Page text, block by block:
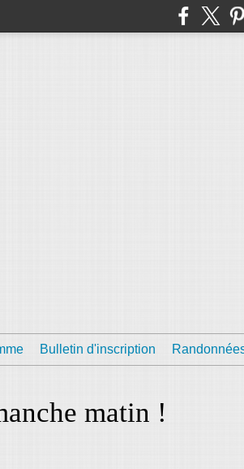
Bulletin d'inscription
matin !